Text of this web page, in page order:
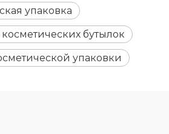
упаковка
бутылок
упаковки